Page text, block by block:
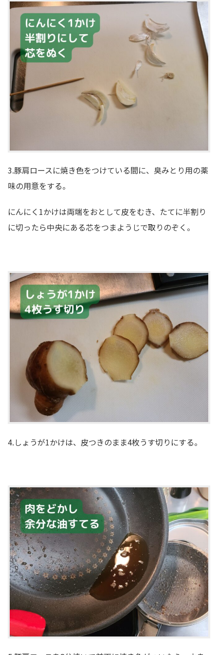
3.豚肩ロースに焼き色をつけている間に、臭みとり用の薬
味の用意をする。
にんにく1かけは両端をおとして皮をむき、たてに半割り
に切ったら中央にある芯をつまようじで取りのぞく。
4.しょうが1かけは、皮つきのまま4枚うす切りにする。